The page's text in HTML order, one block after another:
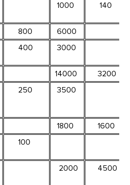
1000 140
800
6000
400 3000
14000
3200
250 3500
1800
1600
100
2000 4500